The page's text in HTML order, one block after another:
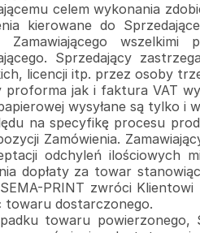
celem wykonania
kierowane do
Zamawiającego
Sprzedający
licencji itp. przez osoby
proforma jak i faktura VAT
wysyłane są tylko i
na specyfikę procesu
Zamówienia.
odchyleń ilościowych
dopłaty za towar
SEMA-PRINT zwróci
towaru dostarczonego.
towaru powierzonego,